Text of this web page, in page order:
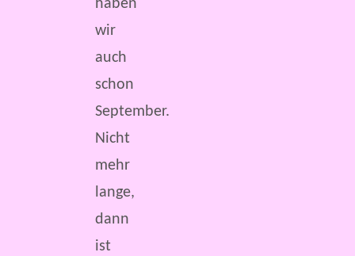
haben
wir
auch
schon
September.
Nicht
mehr
lange,
dann
ist